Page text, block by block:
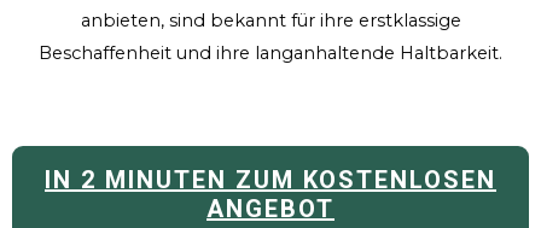
anbieten, sind bekannt für ihre erstklassige
Beschaffenheit und ihre langanhaltende Haltbarkeit.
IN 2 MINUTEN ZUM KOSTENLOSEN
ANGEBOT